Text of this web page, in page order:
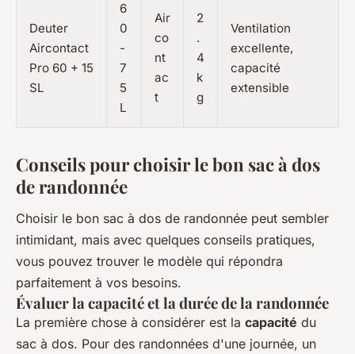
Deuter
Aircontact
Pro 60 + 15
SL
6
0
-
7
5
L
Air
co
nt
ac
t
2
.
4
k
g
Ventilation
excellente,
capacité
extensible
Conseils pour choisir le bon sac à dos
de randonnée
Choisir le bon sac à dos de randonnée peut sembler
intimidant, mais avec quelques conseils pratiques,
vous pouvez trouver le modèle qui répondra
parfaitement à vos besoins.
Évaluer la capacité et la durée de la randonnée
La première chose à considérer est la capacité du
sac à dos. Pour des randonnées d'une journée, un